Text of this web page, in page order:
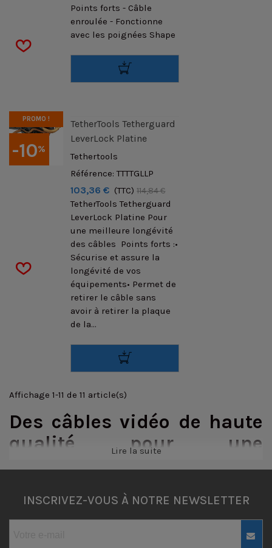
Points forts - Câble
enroulée - Fonctionne
avec les poignées Shape
-10%
PROMO !
TetherTools Tetherguard
LeverLock Platine
Tethertools
Référence: TTTTGLLP
103,36 € (TTC) 114,84 €
TetherTools Tetherguard
LeverLock Platine Pour
une meilleure longévité
des câbles Points forts :•
Sécurise et assure la
longévité de vos
équipements• Permet de
retirer le câble sans
avoir à retirer la plaque
de la...
Affichage 1-11 de 11 article(s)
Des câbles vidéo de haute
qualité pour une
connexion fiable
professionnels de la vidéo, assurant une connexion fiable
Lire la suite
INSCRIVEZ-VOUS À NOTRE NEWSLETTER